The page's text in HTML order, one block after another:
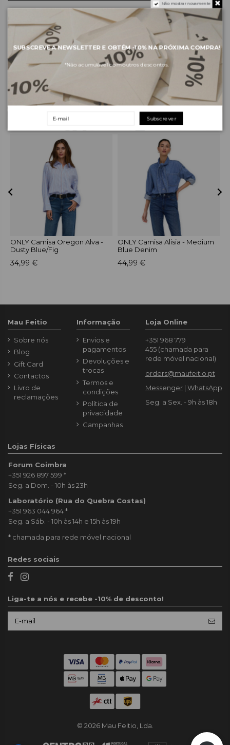
Sobre a marca
Envios e pagamentos
Devoluções e trocas
PRODUTOS RELACIONADOS
ONLY Camisa Oregon Alva -
Dusty Blue/Fig
34,99 €
ONLY Camisa Alisia - Medium
Blue Denim
44,99 €
Mau Feitio
Sobre nós
Blog
Gift Card
Contactos
Livro de
reclamações
Informação
Envios e
pagamentos
Devoluções e
trocas
Termos e
condições
Política de
privacidade
Campanhas
Loja Online
+351 968 779
455 (chamada para
rede móvel nacional)
orders@maufeitio.pt
Messenger | WhatsApp
Seg. a Sex. - 9h às 18h
Lojas Físicas
Forum Coimbra
+351 926 897 599 *
Seg. a Dom. - 10h às 23h
Laboratório (Rua do Quebra Costas)
+351 963 044 964*
Seg. a Sáb. - 10h às 14h e 15h às 19h
* chamada para rede móvel nacional
Redes sociais
Liga-te a nós e recebe -10% de desconto!
© 2026 Mau Feitio, Lda.
Não mostrar novamente
SUBSCREVE A NEWSLETTER E OBTÉM -10%NA PRÓXIMA COMPRA!
*Não acumulável com outros descontos.
Subscrever